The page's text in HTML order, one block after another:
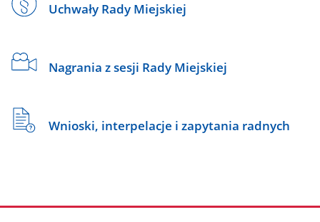
Uchwały Rady Miejskiej
Nagrania z sesji Rady Miejskiej
Wnioski, interpelacje i zapytania radnych